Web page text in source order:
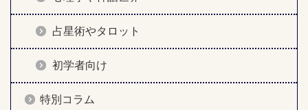
占星術やタロット
初学者向け
特別コラム